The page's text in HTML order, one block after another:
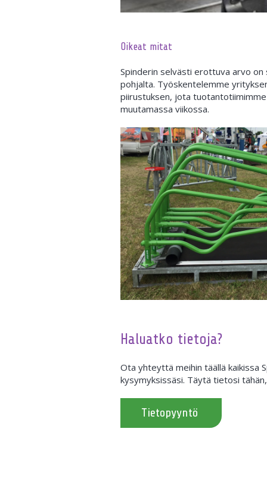
Oikeat mitat
Spinderin selvästi erottuva arvo
pohjalta. Työskentelemme
piirustuksen, jota
muutamassa viikossa.
Haluatko tietoja?
Ota yhteyttä meihin täällä kaikissa
kysymyksissäsi. Täytä tietosi
Tietopyyntö